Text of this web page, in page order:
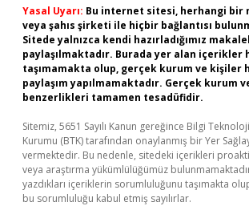
Yasal Uyarı: Bu internet sitesi, herhangi bir
veya şahıs şirketi ile hiçbir bağlantısı
Sitede yalnızca kendi hazırladığımız
paylaşılmaktadır. Burada yer alan içerikler
taşımamakta olup, gerçek kurum ve kişiler
paylaşım yapılmamaktadır. Gerçek kurum
benzerlikleri tamamen tesadüfidir.
Sitemiz, 5651 Sayılı Kanun gereğince Bilgi
Kurumu (BTK) tarafından onaylanmış bir Yer
vermektedir. Bu nedenle, sitedeki içerikleri
veya araştırma yükümlülüğümüz
yazdıkları içeriklerin sorumluluğunu taşımakta
bu sorumluluğu kabul etmiş sayılırlar.